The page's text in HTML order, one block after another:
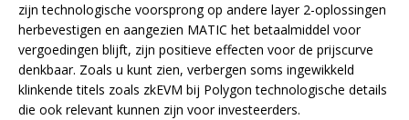
zijn technologische voorsprong op andere layer 2-oplossingen
herbevestigen en aangezien MATIC het betaalmiddel voor
vergoedingen blijft, zijn positieve effecten voor de prijscurve
denkbaar. Zoals u kunt zien, verbergen soms ingewikkeld
klinkende titels zoals zkEVM bij Polygon technologische details
die ook relevant kunnen zijn voor investeerders.